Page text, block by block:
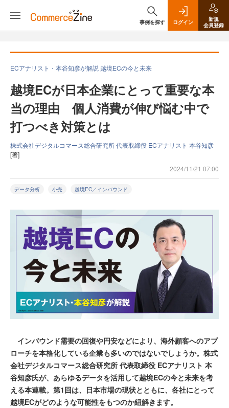
事例を探す ログイン
新規
会員登録
ECアナリスト・本谷知彦が解説 越境ECの今と未来
越境ECが日本企業にとって重要な本
当の理由 個人消費が伸び悩む中で
打つべき対策とは
株式会社デジタルコマース総合研究所 代表取締役 ECアナリスト 本谷知彦
[著]
2024/11/21 07:00
データ分析 小売 越境EC／インバウンド
インバウンド需要の回復や円安などにより、海外顧客へのアプ
ローチを本格化している企業も多いのではないでしょうか。株式
会社デジタルコマース総合研究所 代表取締役 ECアナリスト 本
谷知彦氏が、あらゆるデータを活用して越境ECの今と未来を考
える本連載。第1回は、日本市場の現状とともに、各社にとって
越境ECがどのような可能性をもつのか紐解きます。